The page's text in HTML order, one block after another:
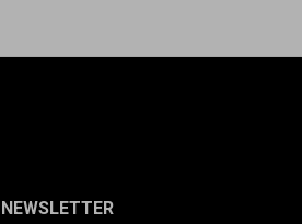
NEWSLETTER